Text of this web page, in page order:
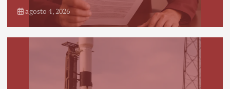
agosto 4, 2026